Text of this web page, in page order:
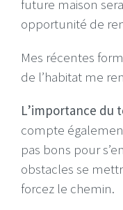
future maison
opportunité de
Mes récentes
de l’habitat me
L’importance du
compte
pas bons pour
obstacles se
forcez le chemin.